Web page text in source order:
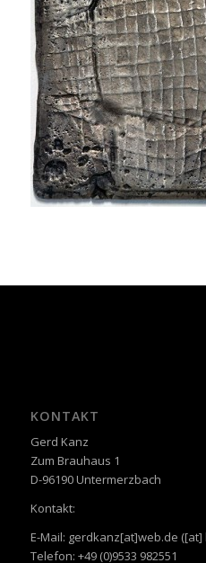
KONTAKT
Gerd Kanz
Zum Brauhaus 1
D-96190 Untermerzbach
Kontakt:
E-Mail: gerdkanz[at]web.de
Telefon: +49 (0)9533 982551